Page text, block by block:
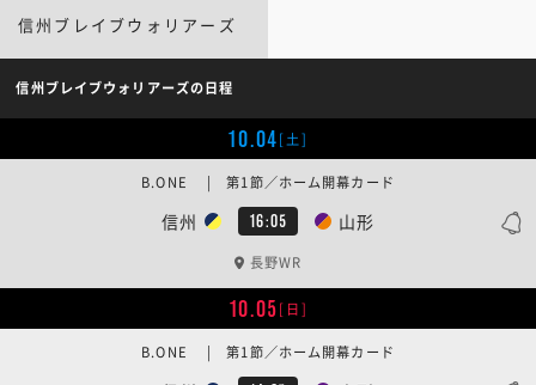
信州ブレイブウォリアーズ
信州ブレイブウォリアーズの日程
10.04[土]
信州 16:05 山形
B.ONE | 第1節／ホーム開幕カード
長野WR
10.05[日]
B.ONE | 第1節／ホーム開幕カード